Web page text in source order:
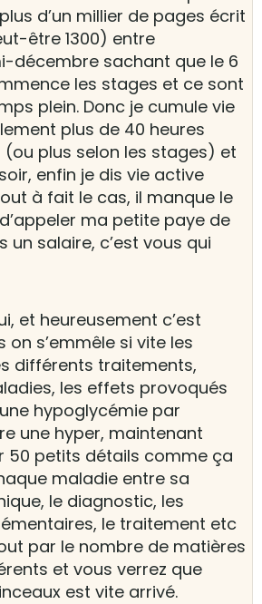
d’un millier de pages écrit
être 1300) entre
décembre sachant que le 6
les stages et ce sont
plein. Donc je cumule vie
plus de 40 heures
plus selon les stages) et
enfin je dis vie active
à fait le cas, il manque le
ma petite paye de
un salaire, c’est vous qui
et heureusement c’est
s’emmêle si vite les
différents traitements,
les effets provoqués
hypoglycémie par
une hyper, maintenant
50 petits détails comme ça
maladie entre sa
le diagnostic, les
le traitement etc
par le nombre de matières
et vous verrez que
est vite arrivé.